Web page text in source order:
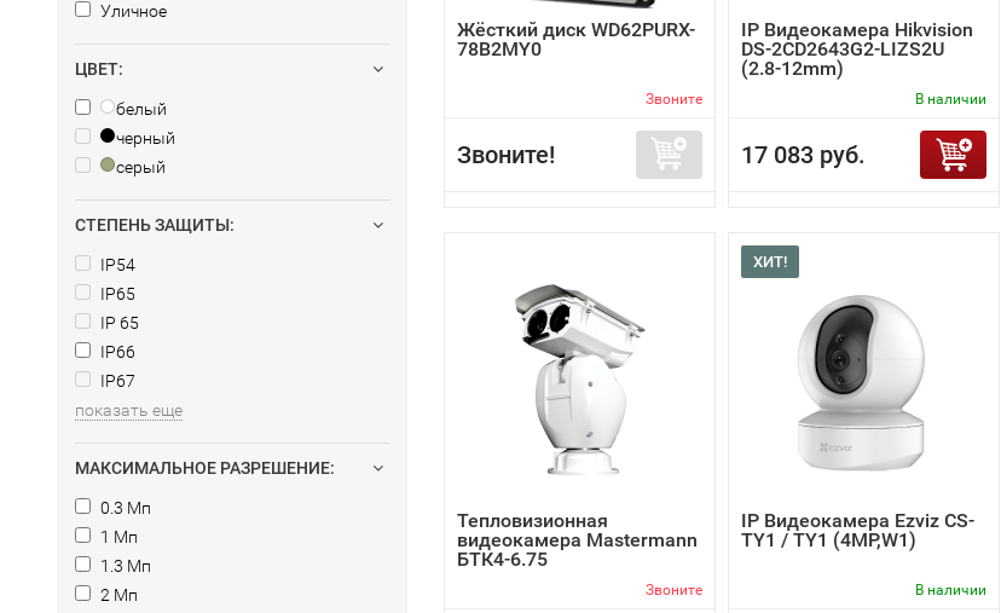
Уличное
ЦВЕТ:
белый
черный
серый
СТЕПЕНЬ ЗАЩИТЫ:
IP54
IP65
IP 65
IP66
IP67
показать еще
МАКСИМАЛЬНОЕ РАЗРЕШЕНИЕ:
0.3 Мп
1 Мп
1.3 Мп
2 Мп
Жёсткий диск WD62PURX-
78B2MY0
Звоните
Звоните!
IP Видеокамера Hikvision
DS-2CD2643G2-LIZS2U
(2.8-12mm)
В наличии
17 083 руб.
Тепловизионная
видеокамера Mastermann
БТК4-6.75
Звоните
ХИТ!
IP Видеокамера Ezviz CS-
TY1 / TY1 (4MP,W1)
В наличии